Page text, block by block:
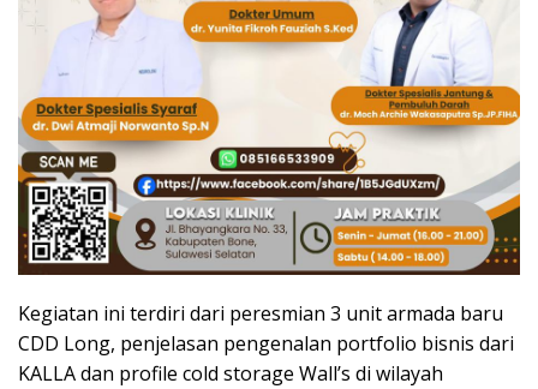
Kegiatan ini terdiri dari peresmian 3 unit armada baru
CDD Long, penjelasan pengenalan portfolio bisnis dari
KALLA dan profile cold storage Wall’s di wilayah